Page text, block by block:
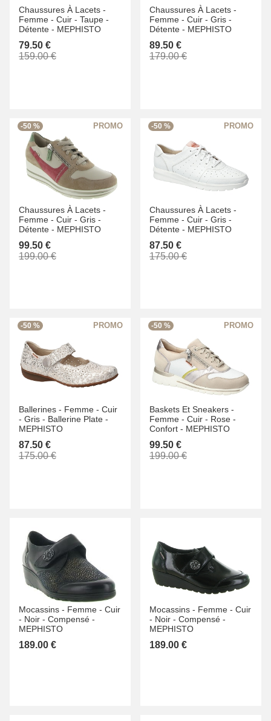
Chaussures À Lacets -
Femme - Cuir - Taupe -
Détente - MEPHISTO
79.50 €
159.00 €
Chaussures À Lacets -
Femme - Cuir - Gris -
Détente - MEPHISTO
89.50 €
179.00 €
-50 %
Chaussures À Lacets -
Femme - Cuir - Gris -
Détente - MEPHISTO
99.50 €
199.00 €
-50 %
Chaussures À Lacets -
Femme - Cuir - Gris -
Détente - MEPHISTO
87.50 €
175.00 €
-50 %
Ballerines - Femme - Cuir
- Gris - Ballerine Plate -
MEPHISTO
87.50 €
175.00 €
-50 %
Baskets Et Sneakers -
Femme - Cuir - Rose -
Confort - MEPHISTO
99.50 €
199.00 €
Mocassins - Femme - Cuir
- Noir - Compensé -
MEPHISTO
189.00 €
Mocassins - Femme - Cuir
- Noir - Compensé -
MEPHISTO
189.00 €